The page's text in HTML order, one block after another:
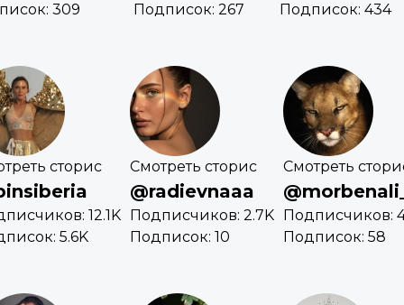
309
Подписок: 267
Подписок: 434
сторис
12.1K
5.6K
Смотреть сторис
@radievnaaa
Подписчиков: 2.7K
Подписок: 10
Смотреть
Подписчиков:
Подписок: 58